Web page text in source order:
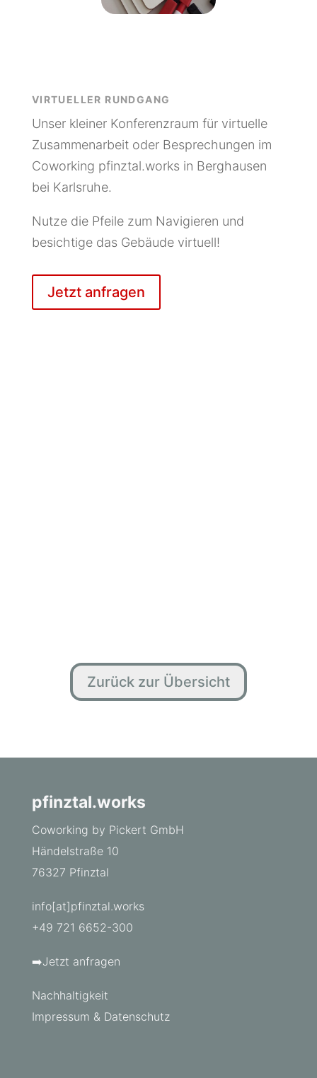
VIRTUELLER RUNDGANG
Unser kleiner Konferenzraum für virtuelle
Zusammenarbeit oder Besprechungen im
Coworking pfinztal.works in Berghausen
bei Karlsruhe.
Nutze die Pfeile zum Navigieren und
besichtige das Gebäude virtuell!
Jetzt anfragen
Zurück zur Übersicht
pfinztal.works
Coworking by Pickert GmbH
Händelstraße 10
76327 Pfinztal
info[at]pfinztal.works
+49 721 6652-300
➡️Jetzt anfragen
Nachhaltigkeit
Impressum & Datenschutz